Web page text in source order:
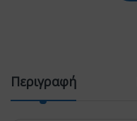
Περιγραφή